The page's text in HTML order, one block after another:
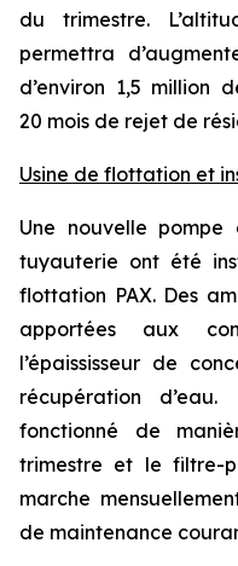
du trimestre.
permettra
d’environ 1,5 million
20 mois de rejet de
Usine de flottation et
Une nouvelle
tuyauterie ont été
flottation PAX. Des
apportées aux
l’épaississeur de
récupération
fonctionné de
trimestre et le filtre-
marche
de maintenance